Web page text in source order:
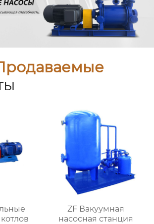
ZF Вакуумная
насосная станция